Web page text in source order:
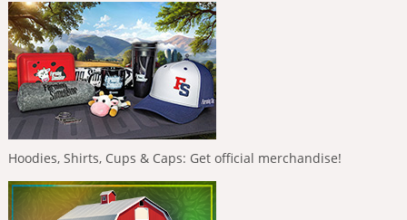
Hoodies, Shirts, Cups & Caps: Get official merchandise!